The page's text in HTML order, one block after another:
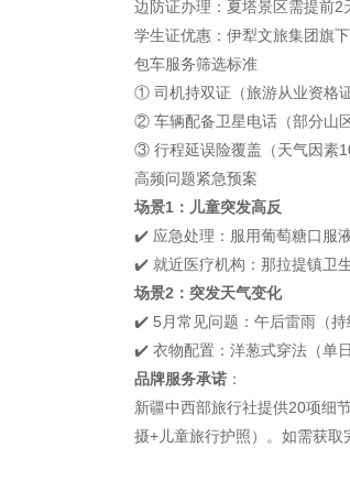
边防证办理：夏塔景区需提前2
学生证优惠：伊犁文旅集团旗
包车服务筛选标准
① 司机持双证（旅游从业资格
② 车辆配备卫星电话（部分山区
③ 行程延误险覆盖（天气因素
高频问题紧急预案
场景1：儿童突发高反
✔️ 应急处理：服用葡萄糖口服
✔️ 就近医疗机构：那拉提镇卫
场景2：突发天气变化
✔️ 5月常见问题：午后雷雨（持
✔️ 衣物配置：洋葱式穿法（单
品牌服务承诺 ：
新疆中西部旅行社提供20项细
摄+儿童旅行护照）。如需获取